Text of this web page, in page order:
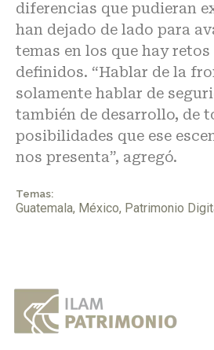
diferencias que pudieran
han dejado de lado para
temas en los que hay
definidos. “Hablar de la
solamente hablar de
también de desarrollo, de
posibilidades que ese
nos presenta”, agregó.
Temas:
Guatemala, México, Patrimonio